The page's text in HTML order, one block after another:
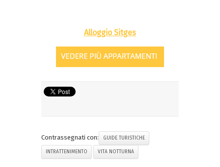
Alloggio Sitges
Contrassegnati con: GUIDE TURISTICHE
INTRATTENIMENTO VITA NOTTURNA